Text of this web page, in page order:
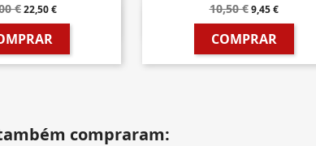
€22,50 €
rápida
10,50 € 9,45 €
COMPRAR
 Vista rápida
compraram: